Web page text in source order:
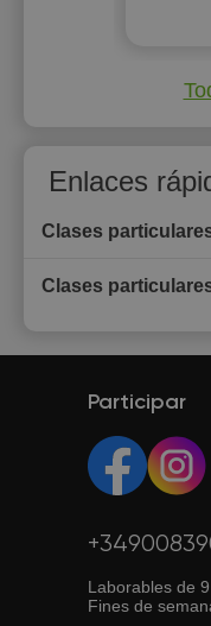
Enlaces
Clases
Clases
Participar
Laborables de
Fines de